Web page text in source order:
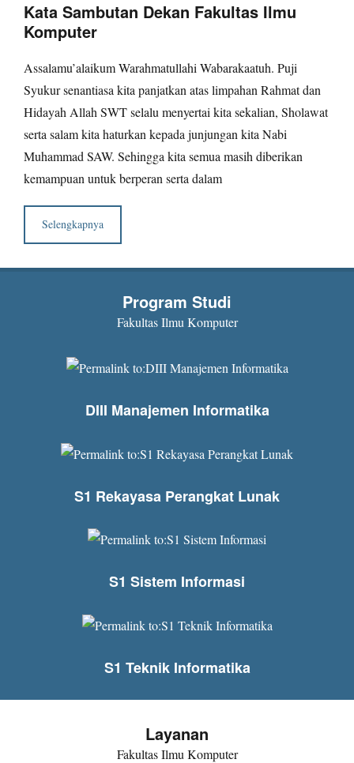
filkom171049
Kata Sambutan Dekan Fakultas Ilmu
Komputer
Assalamu’alaikum Warahmatullahi Wabarakaatuh. Puji
Syukur senantiasa kita panjatkan atas limpahan Rahmat dan
Hidayah Allah SWT selalu menyertai kita sekalian, Sholawat
serta salam kita haturkan kepada junjungan kita Nabi
Muhammad SAW. Sehingga kita semua masih diberikan
kemampuan untuk berperan serta dalam
Selengkapnya
Program Studi
Fakultas Ilmu Komputer
DIII Manajemen Informatika
S1 Rekayasa Perangkat Lunak
S1 Sistem Informasi
S1 Teknik Informatika
Layanan
Fakultas Ilmu Komputer